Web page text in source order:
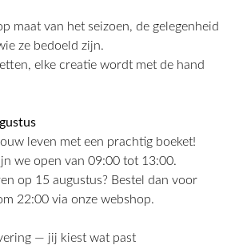
maat van het seizoen, de gelegenheid
ze bedoeld zijn.
elke creatie wordt met de hand
leven met een prachtig boeket!
we open van 09:00 tot 13:00.
op 15 augustus? Bestel dan voor
22:00 via onze webshop.
— jij kiest wat past